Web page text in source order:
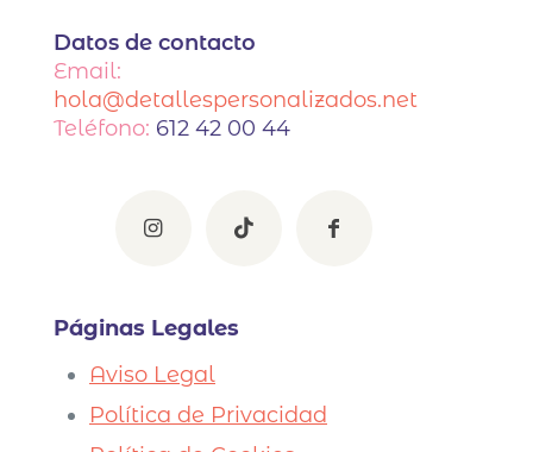
Datos de contacto
Email:
hola@detallespersonalizados.net
Teléfono: 612 42 00 44
Páginas Legales
Aviso Legal
Política de Privacidad